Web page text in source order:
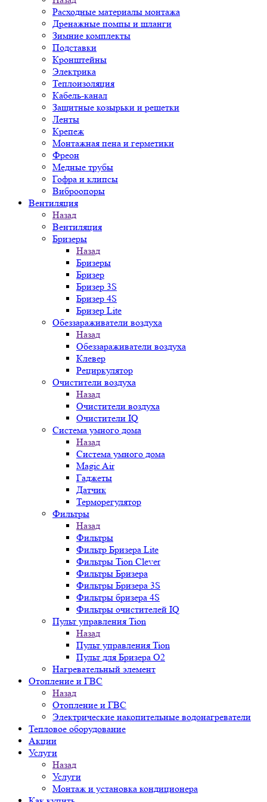
Расходные материалы монтажа
Дренажные помпы и шланги
Зимние комплекты
Подставки
Кронштейны
Электрика
Теплоизоляция
Кабель-канал
Защитные козырьки и решетки
Ленты
Крепеж
Монтажная пена и герметики
Фреон
Медные трубы
Гофра и клипсы
Виброопоры
Вентиляция
Назад
Вентиляция
Бризеры
Назад
Бризеры
Бризер
Бризер 3S
Бризер 4S
Бризер Lite
Обеззараживатели воздуха
Назад
Обеззараживатели воздуха
Клевер
Рециркулятор
Очистители воздуха
Назад
Очистители воздуха
Очистители IQ
Система умного дома
Назад
Система умного дома
Magic Air
Гаджеты
Датчик
Терморегулятор
Фильтры
Назад
Фильтры
Фильтр Бризера Lite
Фильтры Tion Clever
Фильтры Бризера
Фильтры Бризера 3S
Фильтры бризера 4S
Фильтры очистителей IQ
Пульт управления Tion
Назад
Пульт управления Tion
Пульт для Бризера O2
Нагревательный элемент
Отопление и ГВС
Назад
Отопление и ГВС
Электрические накопительные водонагреватели
Тепловое оборудование
Акции
Услуги
Назад
Услуги
Монтаж и установка кондиционера